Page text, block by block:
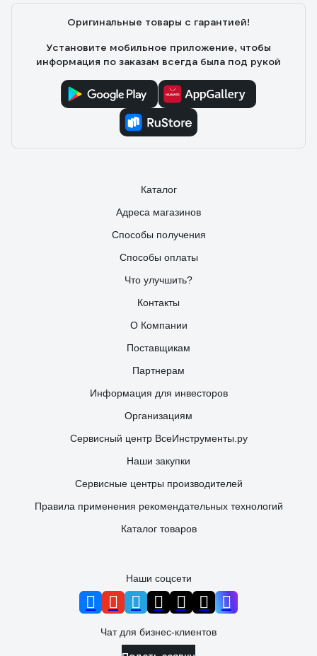
Оригинальные товары с гарантией!
Установите мобильное приложение, чтобы
информация по заказам всегда была под рукой
Каталог
Адреса магазинов
Способы получения
Способы оплаты
Что улучшить?
Контакты
О Компании
Поставщикам
Партнерам
Информация для инвесторов
Организациям
Сервисный центр ВсеИнструменты.ру
Наши закупки
Сервисные центры производителей
Правила применения рекомендательных технологий
Каталог товаров
Наши соцсети
Чат для бизнес-клиентов